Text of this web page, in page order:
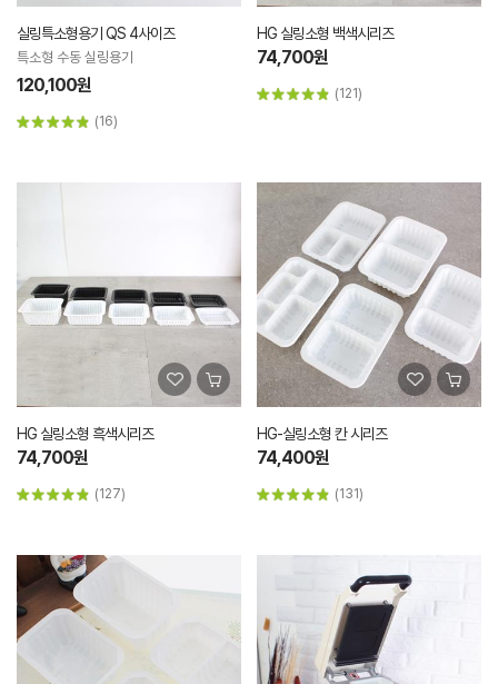
실링특소형용기 QS 4사이즈
특소형 수동 실링용기
120,100원
(16)
HG 실링소형 백색시리즈
74,700원
(121)
HG 실링소형 흑색시리즈
74,700원
(127)
HG-실링소형 칸 시리즈
74,400원
(131)